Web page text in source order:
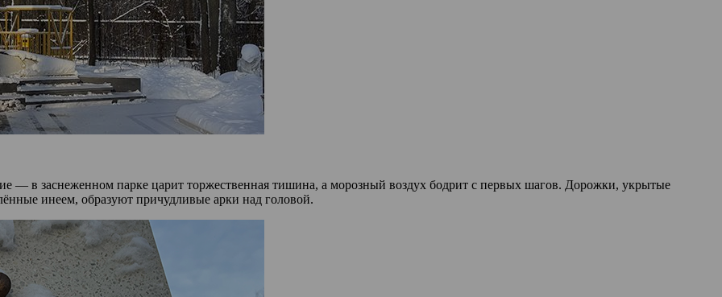
— в заснеженном парке царит торжественная тишина, а морозный воздух бодрит с первых шагов. Дорожки, укрытые
инеем, образуют причудливые арки над головой.